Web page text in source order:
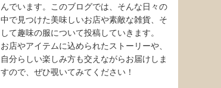
んでいます。このブログでは、そんな日々の
中で見つけた美味しいお店や素敵な雑貨、そ
して趣味の服について投稿していきます。
お店やアイテムに込められたストーリーや、
自分らしい楽しみ方も交えながらお届けしま
すので、ぜひ覗いてみてください！